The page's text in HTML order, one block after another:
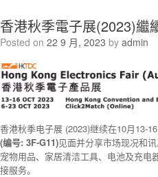
香港秋季電子展(2023)繼
Posted on 22 9 月, 2023 by admin
香港秋季电子展 (2023)继续在10月13-
(编号: 3F-G11)见面并分享市场现况和
宠物用品、家居清洁工具、电池及充电
接服务。